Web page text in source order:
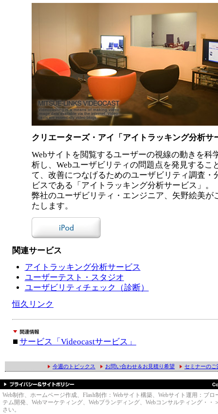
クリエーターズ・アイ「アイトラッキング分析サ
Webサイトを閲覧するユーザーの視線の動きを科
析し、Webユーザビリティの問題点を発見するこ
て、改善につなげるためのユーザビリティ調査・
ビスである「アイトラッキング分析サービス」。
弊社のユーザビリティ・エンジニア、矢野絵美が
たします。
関連サービス
アイトラッキング分析サービス
ユーザーテスト・スタジオ
ユーザビリティチェック（診断）
恒久リンク
サービス「Videocastサービス」
今週のトピックス お問い合わせ＆お見積り希望 セミナーのご
Web制作、ホームページ作成、Flash制作：Webサイト構築、Webサイト運用：ブ
テム開発、Webマーケティング、Webブランディング、Webコンサルティング・
さい。